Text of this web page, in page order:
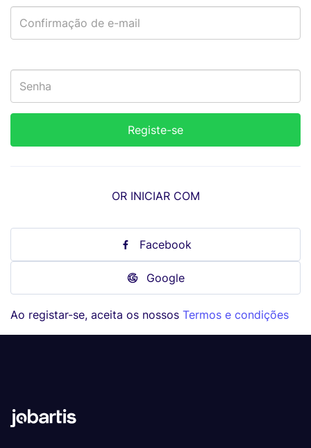
OR INICIAR COM
Facebook
Google
Ao registar-se, aceita os nossos Termos e condições